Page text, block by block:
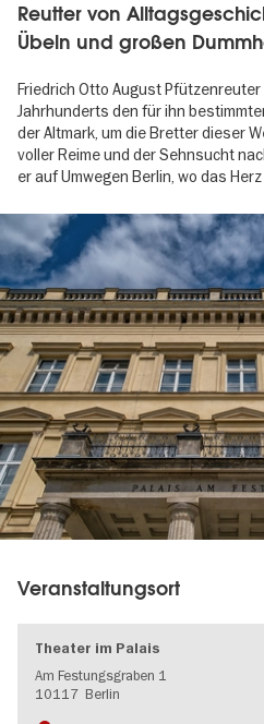
Reutter von
Übeln und großen
Friedrich Otto August
Jahrhunderts den für ihn
der Altmark, um die Bretter dieser
voller Reime und der Sehnsucht
er auf Umwegen Berlin, wo das
Image
gallery
Veranstaltungsort
Theater im Palais
Am Festungsgraben 1
10117 Berlin